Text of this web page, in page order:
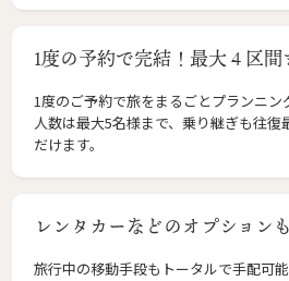
1度の予約で完結！最大４区
1度のご予約で旅をまるごとプランニン
人数は最大5名様まで、乗り継ぎも往復
だけます。
レンタカーなどのオプションも
旅行中の移動手段もトータルで手配可能